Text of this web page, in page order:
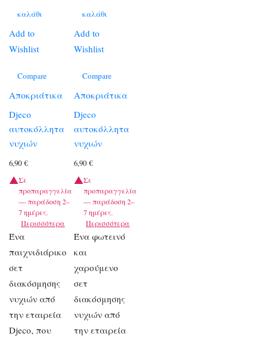
καλάθι
Add to
Wishlist
Compare
Αποκριάτικα
Djeco
αυτοκόλλητα
νυχιών
6,90 €
Σε
προπαραγγελία
— παράδοση 2–
7 ημέρες.
Περισσότερα
Ένα
παιχνιδιάρικο
σετ
διακόσμησης
νυχιών από
την εταιρεία
Djeco, που
καλάθι
Add to
Wishlist
Compare
Αποκριάτικα
Djeco
αυτοκόλλητα
νυχιών
6,90€
Σε
προπαραγγελία
— παράδοση 2–
7 ημέρες.
Περισσότερα
Ένα φωτεινό
και
χαρούμενο
σετ
διακόσμησης
νυχιών από
την εταιρεία